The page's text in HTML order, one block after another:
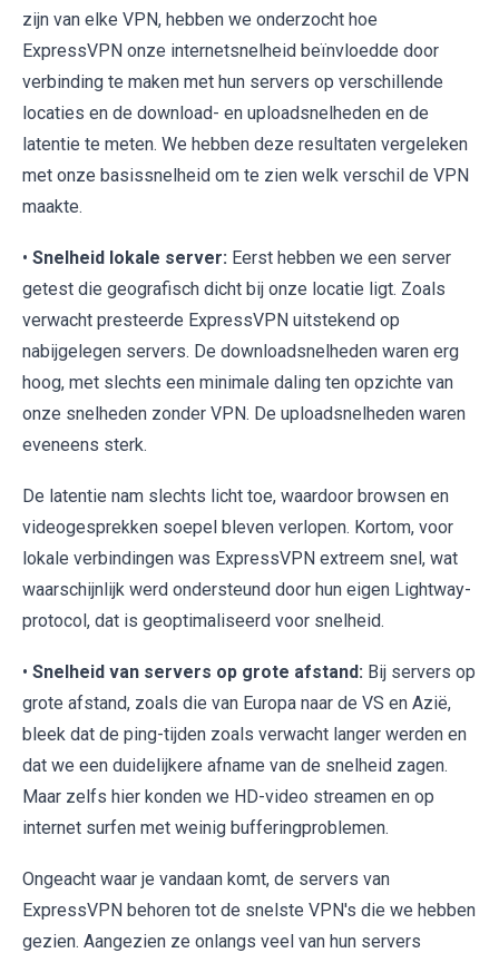
zijn van elke VPN, hebben we onderzocht hoe
ExpressVPN onze internetsnelheid beïnvloedde door
verbinding te maken met hun servers op verschillende
locaties en de download- en uploadsnelheden en de
latentie te meten. We hebben deze resultaten vergeleken
met onze basissnelheid om te zien welk verschil de VPN
maakte.
• Snelheid lokale server: Eerst hebben we een server
getest die geografisch dicht bij onze locatie ligt. Zoals
verwacht presteerde ExpressVPN uitstekend op
nabijgelegen servers. De downloadsnelheden waren erg
hoog, met slechts een minimale daling ten opzichte van
onze snelheden zonder VPN. De uploadsnelheden waren
eveneens sterk.
De latentie nam slechts licht toe, waardoor browsen en
videogesprekken soepel bleven verlopen. Kortom, voor
lokale verbindingen was ExpressVPN extreem snel, wat
waarschijnlijk werd ondersteund door hun eigen Lightway-
protocol, dat is geoptimaliseerd voor snelheid.
• Snelheid van servers op grote afstand: Bij servers op
grote afstand, zoals die van Europa naar de VS en Azië,
bleek dat de ping-tijden zoals verwacht langer werden en
dat we een duidelijkere afname van de snelheid zagen.
Maar zelfs hier konden we HD-video streamen en op
internet surfen met weinig bufferingproblemen.
Ongeacht waar je vandaan komt, de servers van
ExpressVPN behoren tot de snelste VPN's die we hebben
gezien. Aangezien ze onlangs veel van hun servers